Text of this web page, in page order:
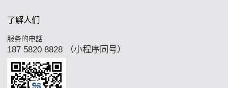
了解人们
服务的电話
187 5820 8828 （小程序同号）